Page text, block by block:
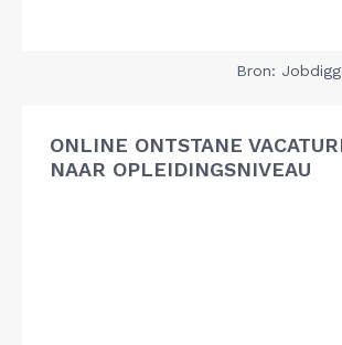
Bron:
ONLINE ONTSTANE
NAAR OPLEIDINGSNIVEAU